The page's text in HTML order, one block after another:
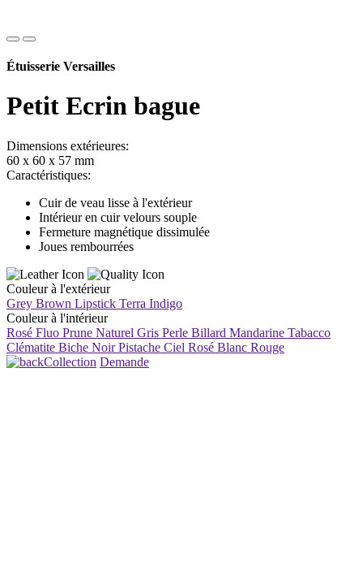
Étuisserie Versailles
Petit Ecrin bague
Dimensions extérieures:
60 x 60 x 57 mm
Caractéristiques:
Cuir de veau lisse à l'extérieur
Intérieur en cuir velours souple
Fermeture magnétique dissimulée
Joues rembourrées
Couleur à l'extérieur
Grey Brown Lipstick Terra Indigo
Couleur à l'intérieur
Rosé Fluo Prune Naturel Gris Perle Billard Mandarine Tabacco
Clématite Biche Noir Pistache Ciel Rosé Blanc Rouge
Collection Demande